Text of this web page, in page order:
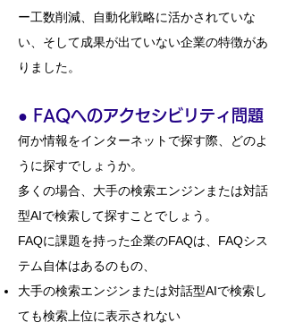
ー工数削減、自動化戦略に活かされていな
い、そして成果が出ていない企業の特徴があ
りました。
● FAQへのアクセシビリティ問題
何か情報をインターネットで探す際、どのよ
うに探すでしょうか。
多くの場合、大手の検索エンジンまたは対話
型AIで検索して探すことでしょう。
FAQに課題を持った企業のFAQは、FAQシス
テム自体はあるのもの、
大手の検索エンジンまたは対話型AIで検索し
ても検索上位に表示されない